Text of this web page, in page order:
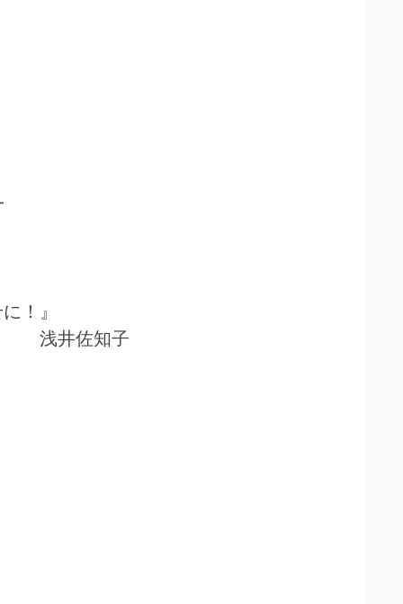
！』
ト 浅井佐知子